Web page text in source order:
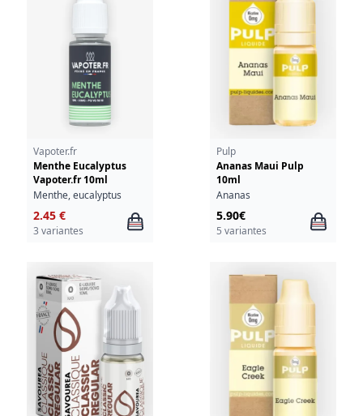
Vapoter.fr
Menthe Eucalyptus
Vapoter.fr 10ml
Menthe, eucalyptus
2.45 €
3 variantes
Pulp
Ananas Maui Pulp
10ml
Ananas
5.90€
5 variantes